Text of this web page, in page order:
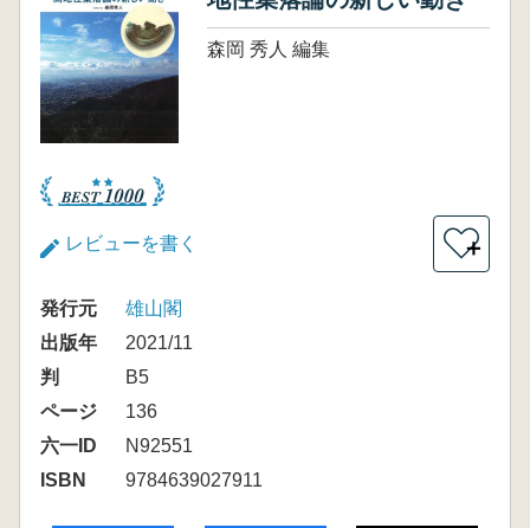
森岡 秀人 編集
レビューを書く ＋
発行元
雄山閣
出版年
2021/11
判
B5
ページ
136
六一ID
N92551
ISBN
9784639027911